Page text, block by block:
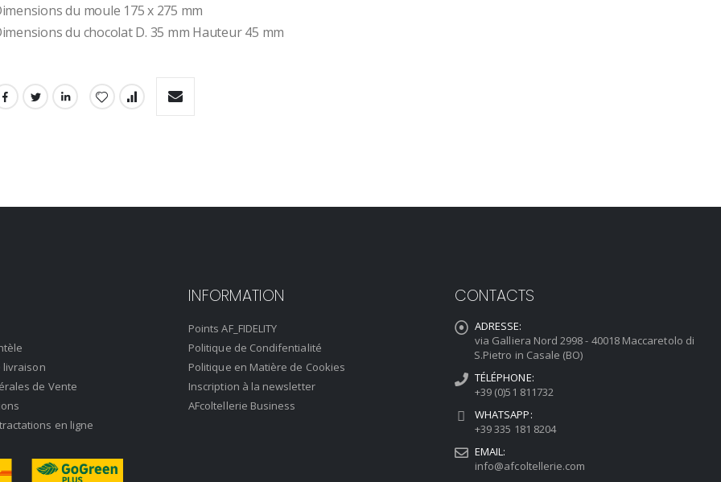
du moule 175 x 275 mm
du chocolat D. 35 mm Hauteur 45 mm
livraison
de Vente
en ligne
INFORMATION
Points AF_FIDELITY
Politique de Condifentialité
Politique en Matière de Cookies
Inscription à la newsletter
AFcoltellerie Business
CONTACTS
ADRESSE:
via Galliera Nord 2998 - 40018 Maccaretolo di
S.Pietro in Casale (BO)
TÉLÉPHONE:
+39 (0)51 811732
WHATSAPP:
+39 335 181 8204
EMAIL:
info@afcoltellerie.com